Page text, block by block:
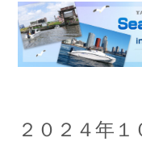
Shop Info.
お問い合わせ
Contact us
２０２４年１